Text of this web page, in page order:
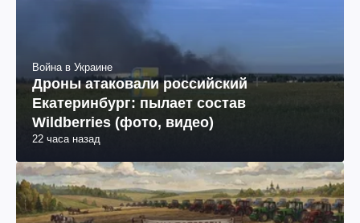
Война в Украине
Дроны атаковали российский
Екатеринбург: пылает состав
Wildberries (фото, видео)
22 часа назад